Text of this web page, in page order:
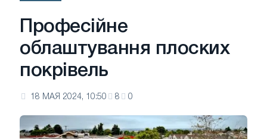
Професійне
облаштування плоских
покрівель
18 МАЯ 2024, 10:50 8 0